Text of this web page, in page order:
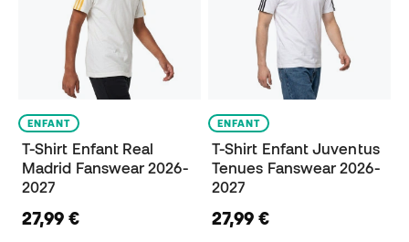
ENFANT
T-Shirt Enfant Real
Madrid Fanswear 2026-
2027
27,99 €
ENFANT
T-Shirt Enfant Juventus
Tenues Fanswear 2026-
2027
27,99 €